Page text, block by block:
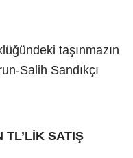
taşınmazın
Salih Sandıkçı
TL’LİK SATIŞ